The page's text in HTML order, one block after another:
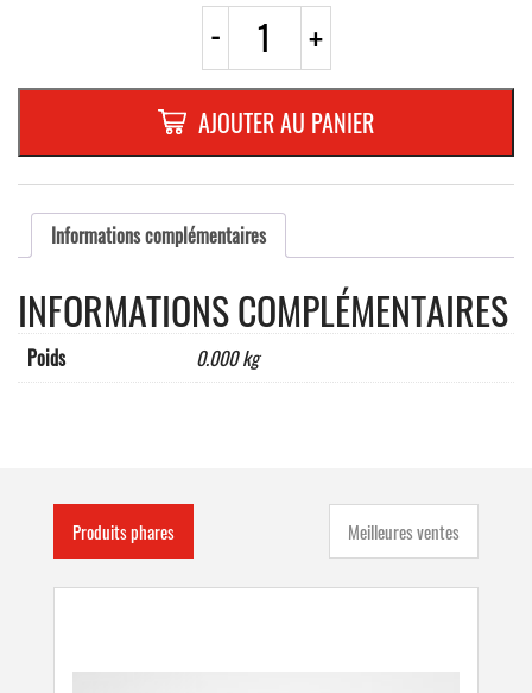
- quantité
ROND
EN
ALUMINIUM
PLAT
:
2
MM,DIAMETRE
:
PARKING
-
C,18"
+
AJOUTER AU PANIER
Informations complémentaires
INFORMATIONS COMPLÉMENTAIRES
Poids 0.000 kg
Produits phares Meilleures ventes